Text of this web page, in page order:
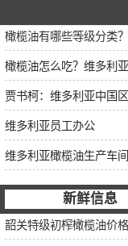
橄榄油怎么吃？维多利
贾书柯：维多利亚中国
维多利亚员工办公
维多利亚橄榄油生产车间
新鲜信息
韶关特级初榨橄榄油价格